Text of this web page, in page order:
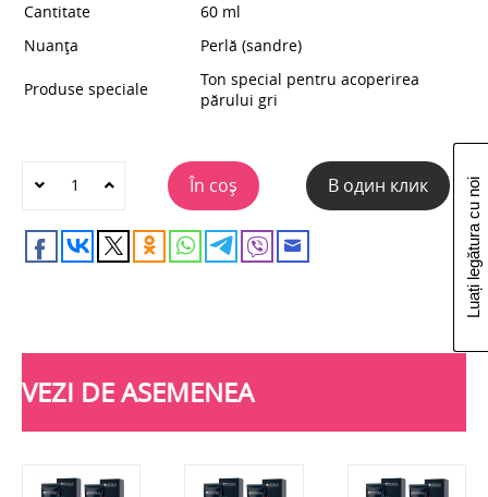
Luați legătura cu noi
Cantitate
60 ml
Nuanța
Perlă (sandre)
Produse speciale
Ton special pentru acoperirea
părului gri
În coș В один клик
VEZI DE ASEMENEA